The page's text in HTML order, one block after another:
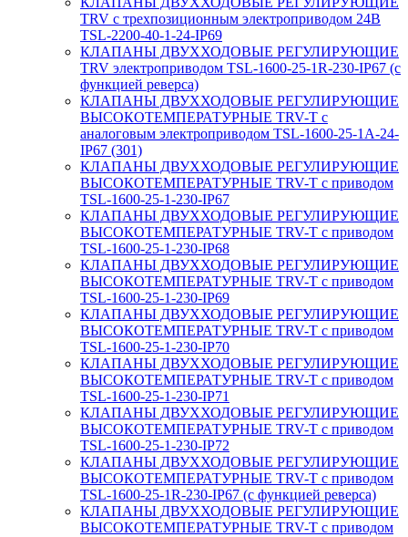
TRV с трехпозиционным электроприводом 24В
TSL-2200-40-1-24-IP69
КЛАПАНЫ ДВУХХОДОВЫЕ РЕГУЛИРУЮЩИЕ
TRV электроприводом TSL-1600-25-1R-230-IP67 (с
функцией реверса)
КЛАПАНЫ ДВУХХОДОВЫЕ РЕГУЛИРУЮЩИЕ
ВЫСОКОТЕМПЕРАТУРНЫЕ TRV-T с
аналоговым электроприводом TSL-1600-25-1А-24-
IP67 (301)
КЛАПАНЫ ДВУХХОДОВЫЕ РЕГУЛИРУЮЩИЕ
ВЫСОКОТЕМПЕРАТУРНЫЕ TRV-T с приводом
TSL-1600-25-1-230-IP67
КЛАПАНЫ ДВУХХОДОВЫЕ РЕГУЛИРУЮЩИЕ
ВЫСОКОТЕМПЕРАТУРНЫЕ TRV-T с приводом
TSL-1600-25-1-230-IP68
КЛАПАНЫ ДВУХХОДОВЫЕ РЕГУЛИРУЮЩИЕ
ВЫСОКОТЕМПЕРАТУРНЫЕ TRV-T с приводом
TSL-1600-25-1-230-IP69
КЛАПАНЫ ДВУХХОДОВЫЕ РЕГУЛИРУЮЩИЕ
ВЫСОКОТЕМПЕРАТУРНЫЕ TRV-T с приводом
TSL-1600-25-1-230-IP70
КЛАПАНЫ ДВУХХОДОВЫЕ РЕГУЛИРУЮЩИЕ
ВЫСОКОТЕМПЕРАТУРНЫЕ TRV-T с приводом
TSL-1600-25-1-230-IP71
КЛАПАНЫ ДВУХХОДОВЫЕ РЕГУЛИРУЮЩИЕ
ВЫСОКОТЕМПЕРАТУРНЫЕ TRV-T с приводом
TSL-1600-25-1-230-IP72
КЛАПАНЫ ДВУХХОДОВЫЕ РЕГУЛИРУЮЩИЕ
ВЫСОКОТЕМПЕРАТУРНЫЕ TRV-T с приводом
TSL-1600-25-1R-230-IP67 (с функцией реверса)
КЛАПАНЫ ДВУХХОДОВЫЕ РЕГУЛИРУЮЩИЕ
ВЫСОКОТЕМПЕРАТУРНЫЕ TRV-T с приводом